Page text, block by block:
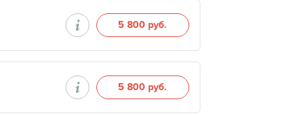
5 800 руб.
5 800 руб.